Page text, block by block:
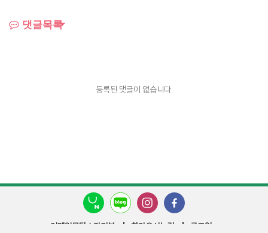
댓글목록
등록된 댓글이 없습니다.
이메일무단수집거부 찾아오시는길 로그인